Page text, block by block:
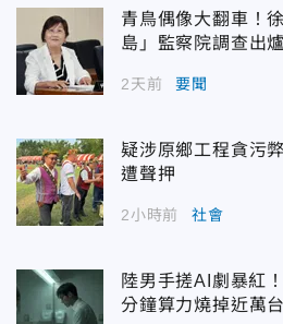
青鳥偶像大翻車！
島」監察院調查出爐
2天前 要聞
疑涉原鄉工程貪污
遭聲押
2小時前 社會
陸男手搓AI劇暴紅
分鐘算力燒掉近萬